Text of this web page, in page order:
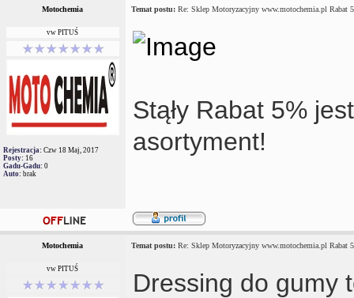
Motochemia Temat postu: Re: Sklep Motoryzacyjny www.motochemia.pl Rabat
vw PITUŚ
Rejestracja: Czw 18 Maj, 2017
Posty: 16
Gadu-Gadu: 0
Auto: brak
Stąły Rabat 5%
asortyment!
Motochemia Temat postu: Re: Sklep Motoryzacyjny www.motochemia.pl Rabat
vw PITUŚ
Dressing do gumy